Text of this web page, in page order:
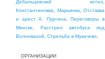
Дебальцевский котел
Константиновка
Марьинка
Отставка
и арест А. Пургина ,Переговоры в
Минске
Расстрел автобуса под
Волновахой
Стрельба в Мукачево
ОРГАНИЗАЦИИ